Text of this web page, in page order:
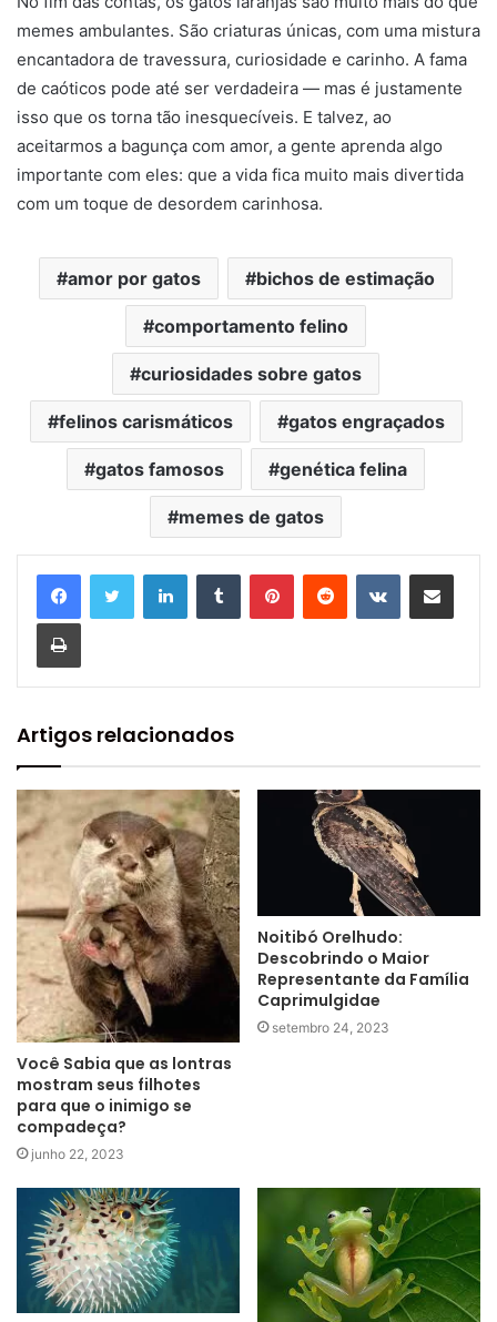
memes ambulantes. São criaturas únicas, com uma mistura
encantadora de travessura, curiosidade e carinho. A fama
de caóticos pode até ser verdadeira — mas é justamente
isso que os torna tão inesquecíveis. E talvez, ao
aceitarmos a bagunça com amor, a gente aprenda algo
importante com eles: que a vida fica muito mais divertida
com um toque de desordem carinhosa.
amor por gatos bichos de estimação
comportamento felino
curiosidades sobre gatos
felinos carismáticos gatos engraçados
gatos famosos genética felina
memes de gatos
Artigos relacionados
Você Sabia que as lontras
mostram seus filhotes
para que o inimigo se
compadeça?
junho 22, 2023
Noitibó Orelhudo:
Descobrindo o Maior
Representante da Família
Caprimulgidae
setembro 24, 2023